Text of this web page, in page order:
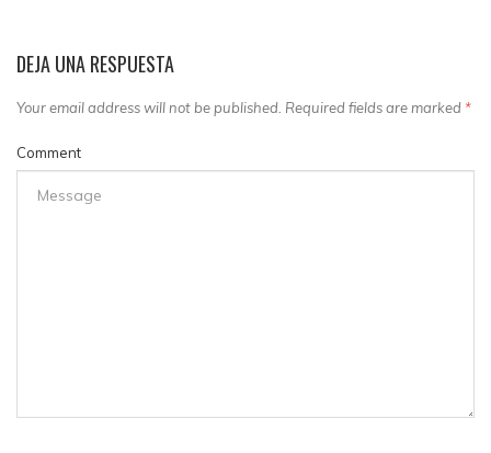
DEJA UNA RESPUESTA
Your email address will not be published. Required fields are marked *
Comment